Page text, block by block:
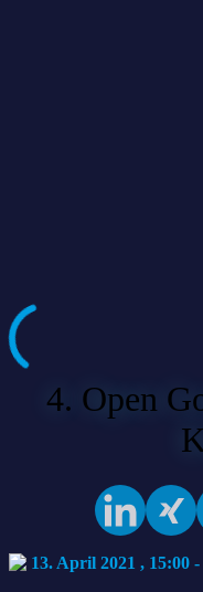
4. Open
13. April 2021 , 15:00 -